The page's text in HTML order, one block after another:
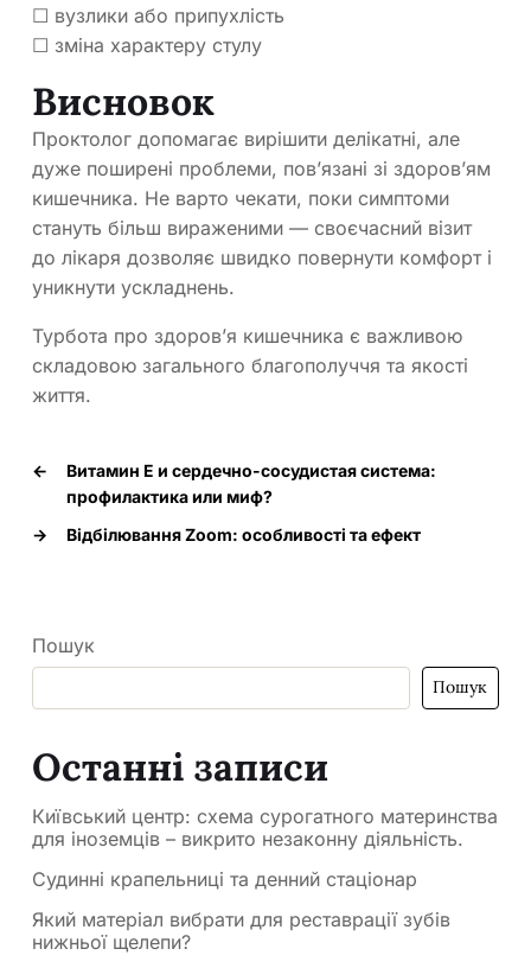
☐ вузлики або припухлість
☐ зміна характеру стулу
Висновок
Проктолог допомагає вирішити делікатні, але
дуже поширені проблеми, пов’язані зі здоров’ям
кишечника. Не варто чекати, поки симптоми
стануть більш вираженими — своєчасний візит
до лікаря дозволяє швидко повернути комфорт і
уникнути ускладнень.
Турбота про здоров’я кишечника є важливою
складовою загального благополуччя та якості
життя.
←
Витамин Е и сердечно-сосудистая система:
профилактика или миф?
→
Відбілювання Zoom: особливості та ефект
Пошук
Пошук
Останні записи
Київський центр: схема сурогатного материнства
для іноземців – викрито незаконну діяльність.
Судинні крапельниці та денний стаціонар
Який матеріал вибрати для реставрації зубів
нижньої щелепи?